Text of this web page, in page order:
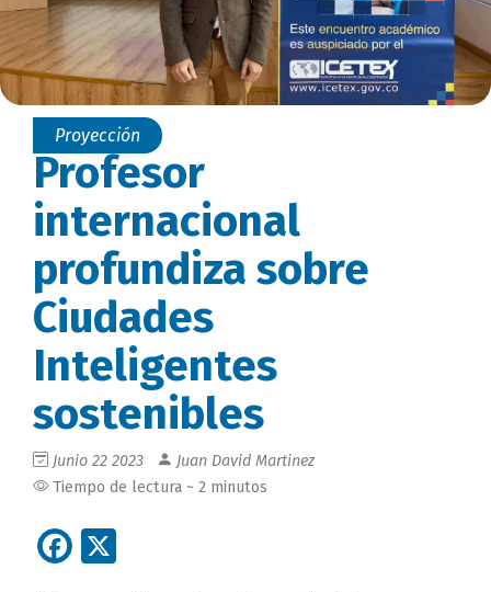
Proyección
Profesor
internacional
profundiza sobre
Ciudades
Inteligentes
sostenibles
Junio 22 2023
Juan David Martinez
Tiempo de lectura ~ 2 minutos
Facebook